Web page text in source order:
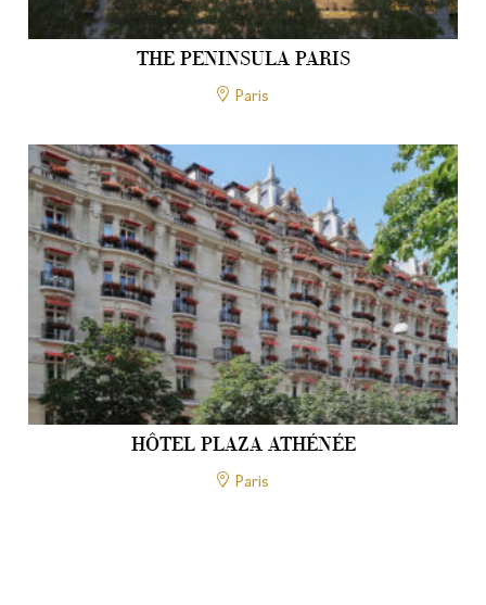
THE PENINSULA PARIS
Paris
HÔTEL PLAZA ATHÉNÉE
Paris